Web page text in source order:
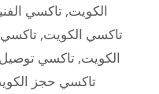
الكويت, تاكسي
تاكسي الكويت,
الكويت, تاكسي
تاكسي حجز